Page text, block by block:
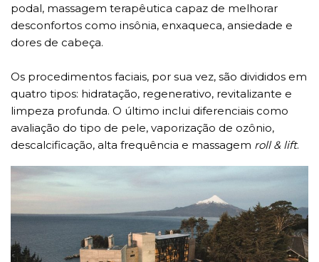
podal, massagem terapêutica capaz de melhorar
desconfortos como insônia, enxaqueca, ansiedade e
dores de cabeça.
Os procedimentos faciais, por sua vez, são divididos em
quatro tipos: hidratação, regenerativo, revitalizante e
limpeza profunda. O último inclui diferenciais como
avaliação do tipo de pele, vaporização de ozônio,
descalcificação, alta frequência e massagem roll & lift.